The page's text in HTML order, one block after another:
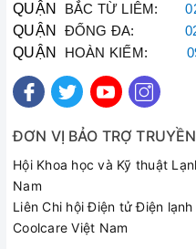
Mặt kính schott ceran
Schott Ceran là sản phẩm
- CHLB Đức nổi tiếng thế
bóng, bền đẹp theo thời gian.
QUẬN BẮC TỪ LIÊM:
QUẬN ĐỐNG ĐA:
QUẬN HOÀN KIẾM:
ĐƠN VỊ BẢO TRỢ
Hội Khoa học và Kỹ thuật
Nam
Liên Chi hội Điện tử Điện lạnh
Coolcare Việt Nam